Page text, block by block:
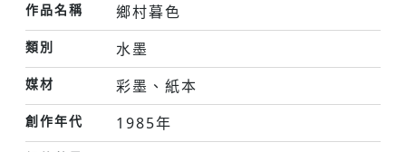
作品名稱 鄉村暮色
類別 水墨
媒材 彩墨、紙本
創作年代 1985年